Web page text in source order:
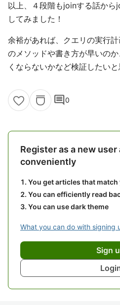
以上、４段階もjoinする話か
してみました！
余裕があれば、クエリの実行
のメソッドや書き方が早いの
くならないかなど検証したいと
comment0
Register as a new
conveniently
You get articles that match
You can efficiently read
You can use dark theme
What you can do with signing
Sign